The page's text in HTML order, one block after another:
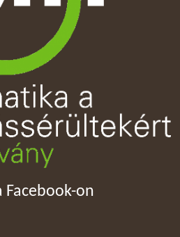
Facebook-on